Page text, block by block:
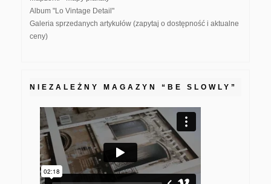
Album "Lo Vintage Detail"
Galeria sprzedanych artykułów (zapytaj o dostępność i aktualne
ceny)
NIEZALEŻNY MAGAZYN “BE SLOWLY”